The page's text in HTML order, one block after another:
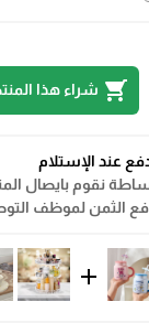
shopping_cart شراء هذا
عند الإستلام
نقوم بايصال
الثمن لموظف
add